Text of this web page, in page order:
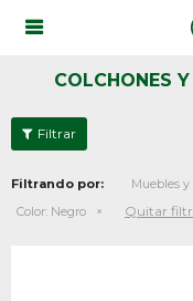

COLCHONES
Filtrando por: Muebles
Color: Negro Quitar